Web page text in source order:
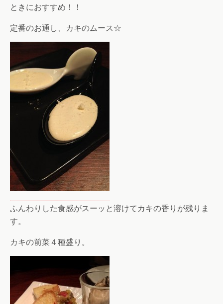
ときにおすすめ！！
定番のお通し、カキのムース☆
ふんわりした食感がスーッと溶けてカキの香りが残りま
す。
カキの前菜４種盛り。